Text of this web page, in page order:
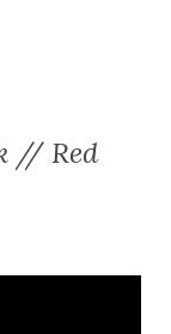
// Red